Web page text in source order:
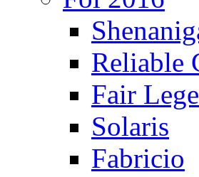
Reliable
Fair
Solaris
Fabricio